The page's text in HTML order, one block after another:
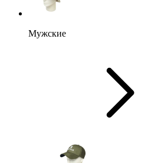
Мужские